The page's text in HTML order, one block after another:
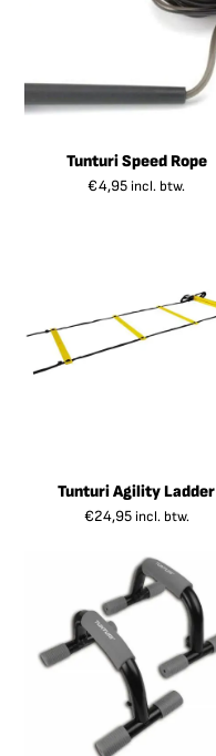
Tunturi Speed Rope
€4,95 incl. btw.
Tunturi Agility Ladder
€24,95 incl. btw.